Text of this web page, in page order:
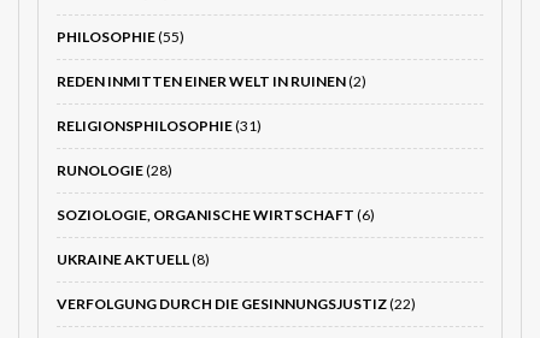
PHILOSOPHIE(55)
REDEN INMITTEN EINER WELT IN RUINEN(2)
RELIGIONSPHILOSOPHIE(31)
RUNOLOGIE(28)
SOZIOLOGIE, ORGANISCHE WIRTSCHAFT (6)
UKRAINE AKTUELL(8)
VERFOLGUNG DURCH DIE GESINNUNGSJUSTIZ(22)